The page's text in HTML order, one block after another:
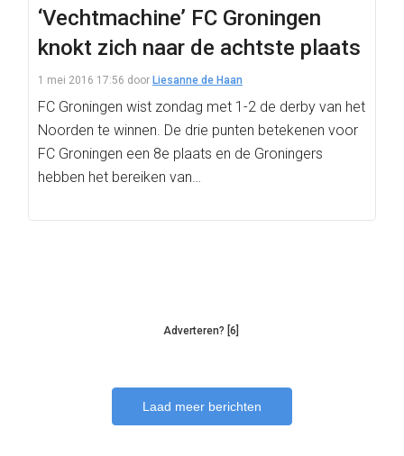
‘Vechtmachine’ FC Groningen
knokt zich naar de achtste plaats
1 mei 2016 17:56 door Liesanne de Haan
FC Groningen wist zondag met 1-2 de derby van het
Noorden te winnen. De drie punten betekenen voor
FC Groningen een 8e plaats en de Groningers
hebben het bereiken van…
Adverteren? [6]
Laad meer berichten